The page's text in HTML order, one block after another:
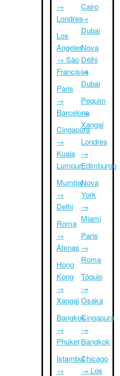
→
Londres
Los
Angeles
→ São
Francisco
Paris
→
Barcelona
Cingapura
→
Kuala
Lumpur
Mumbai
→
Delhi
Roma
→
Atenas
Hong
Kong
→
Xangai
Bangkok
→
Phuket
Istambul
→
Cairo
→
Dubai
Nova
Délhi
→
Dubai
Pequim
→
Xangai
Londres
→
Edimburgo
Nova
York
→
Miami
Paris
→
Roma
Tóquio
→
Osaka
Cingapura
→
Bangkok
Chicago
→ Los